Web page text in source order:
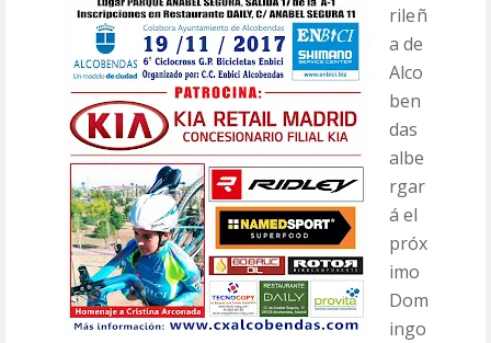
MEDIA
CONTACTO
rileñ
a de
Alco
ben
das
albe
rgar
á el
próx
imo
Dom
ingo